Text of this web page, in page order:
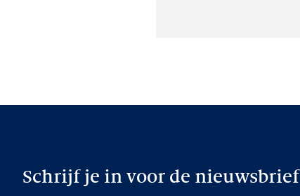
Schrijf je in voor de nieuwsbrief